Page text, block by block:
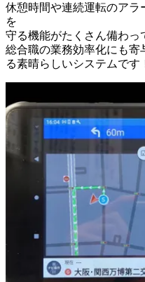
休憩時間や連続運転のアラ
を
守る機能がたくさん備わっ
総合職の業務効率化にも寄
る素晴らしいシステムです